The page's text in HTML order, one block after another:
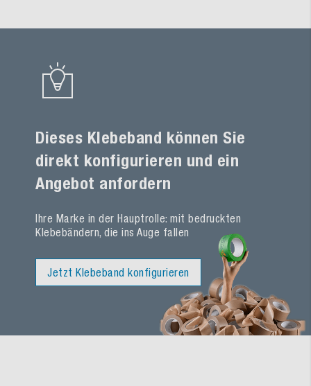
Dieses Klebeband können Sie
direkt konfigurieren und ein
Angebot anfordern
Ihre Marke in der Hauptrolle: mit bedruckten
Klebebändern, die ins Auge fallen
Jetzt Klebeband konfigurieren